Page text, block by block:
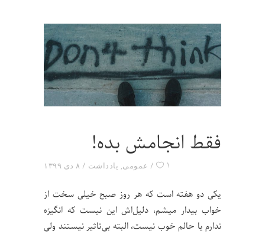
فقط انجامش بده!
۸ دی ۱۳۹۹ عمومی, یادداشت ۱
یکی دو هفته است که هر روز صبح خیلی سخت از
خواب بیدار میشم، دلیل‌اش این نیست که انگیزه
ندارم یا حالم خوب نیست، البته بی‌تاثیر نیستند ولی